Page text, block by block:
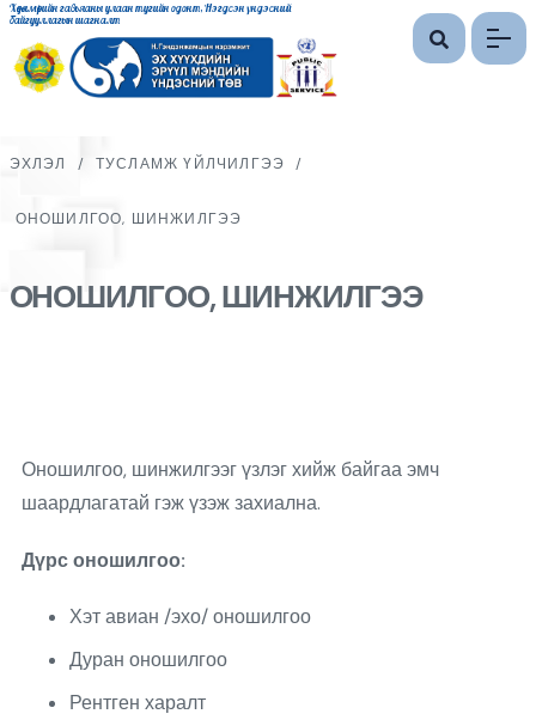
Хөдөлмөрийн гавьяаны улаан тугийн одонт, Нэгдсэн үндэсний
байгууллагын шагналт
ЭХЛЭЛ / ТУСЛАМЖ ҮЙЛЧИЛГЭЭ /
ОНОШИЛГОО, ШИНЖИЛГЭЭ
ОНОШИЛГОО, ШИНЖИЛГЭЭ
Оношилгоо, шинжилгээг үзлэг хийж байгаа эмч
шаардлагатай гэж үзэж захиална.
Дүрс оношилгоо:
Хэт авиан /эхо/ оношилгоо
Дуран оношилгоо
Рентген харалт